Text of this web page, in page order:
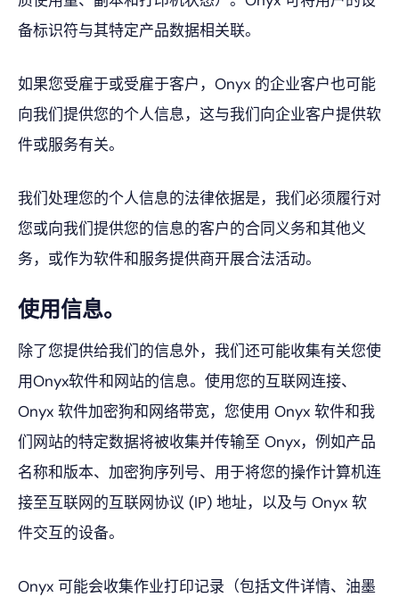
备标识符与其特定产品数据相关联。
如果您受雇于或受雇于客户，Onyx 的企业客户也可能
向我们提供您的个人信息，这与我们向企业客户提供软
件或服务有关。
我们处理您的个人信息的法律依据是，我们必须履行对
您或向我们提供您的信息的客户的合同义务和其他义
务，或作为软件和服务提供商开展合法活动。
使用信息。
除了您提供给我们的信息外，我们还可能收集有关您使
用Onyx软件和网站的信息。使用您的互联网连接、
Onyx 软件加密狗和网络带宽，您使用 Onyx 软件和我
们网站的特定数据将被收集并传输至 Onyx，例如产品
名称和版本、加密狗序列号、用于将您的操作计算机连
接至互联网的互联网协议 (IP) 地址，以及与 Onyx 软
件交互的设备。
Onyx 可能会收集作业打印记录（包括文件详情、油墨